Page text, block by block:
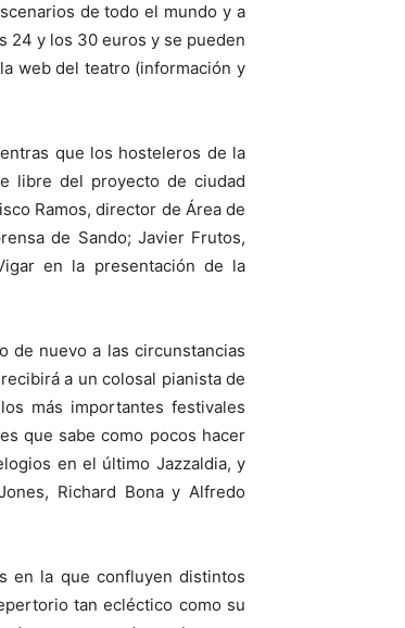
de todo el mundo y a
24 y los 30 euros y se pueden
web del teatro (información y
que los hosteleros de la
libre del proyecto de ciudad
Ramos, director de Área de
de Sando; Javier Frutos,
en la presentación de la
de nuevo a las circunstancias
a un colosal pianista de
más importantes festivales
que sabe como pocos hacer
en el último Jazzaldia, y
Richard Bona y Alfredo
en la que confluyen distintos
tan ecléctico como su